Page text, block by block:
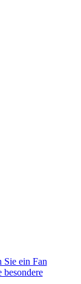
Sie ein Fan
besondere